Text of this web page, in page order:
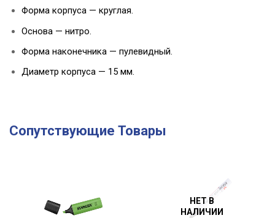
Форма корпуса — круглая.
Основа — нитро.
Форма наконечника — пулевидный.
Диаметр корпуса — 15 мм.
Сопутствующие Товары
НЕТ В
НАЛИЧИИ